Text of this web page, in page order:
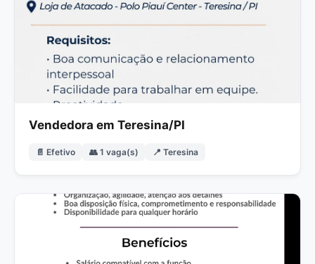
Vendedora em Teresina/PI
📄 Efetivo 👥 1 vaga(s) 📍 Teresina